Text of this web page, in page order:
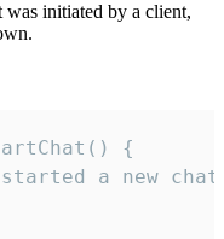
initiated by a client,
{
a new